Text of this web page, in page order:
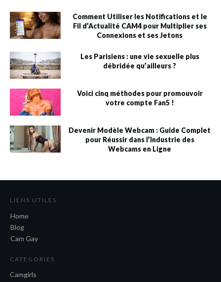
Comment Utiliser les Notifications et le
Fil d’Actualité CAM4 pour Multiplier ses
Connexions et ses Jetons
Les Parisiens : une vie sexuelle plus
débridée qu’ailleurs ?
Voici cinq méthodes pour promouvoir
votre compte Fan5 !
Devenir Modèle Webcam : Guide Complet
pour Réussir dans l’Industrie des
Webcams en Ligne
LIENS UTILES
Home
Blog
Cam Gay
CATEGORIES
Camgirls